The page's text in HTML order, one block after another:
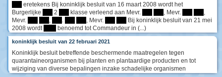
eretekens Bij koninklijk besluit van 16 maart 2008 wordt het
Burgerlijke
2 klasse verleend aan Mevr. , Mevr.
Mevr.
, Mevr.
Bij koninklijk besluit van 21 mei
2008 wordt
benoemd tot Commandeur in (...)
koninklijk besluit van 22 februari 2021
Koninklijk besluit betreffende beschermende maatregelen tegen
quarantaineorganismen bij planten en plantaardige producten en tot
wijziging van diverse bepalingen inzake schadelijke organismen